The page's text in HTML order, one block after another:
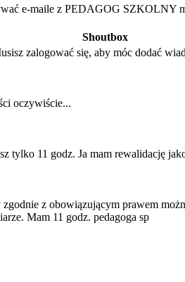
e-maile z PEDAGOG SZKOLNY
Shoutbox
zalogować się, aby móc dodać
oczywiście...
tylko 11 godz. Ja mam rewalidację
z obowiązującym prawem
Mam 11 godz. pedagoga sp